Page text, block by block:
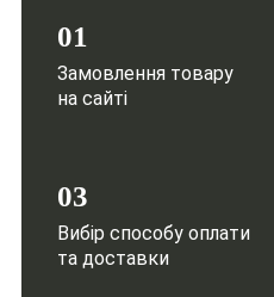
01
Замовлення товару
на сайті
03
Вибір способу оплати
та доставки